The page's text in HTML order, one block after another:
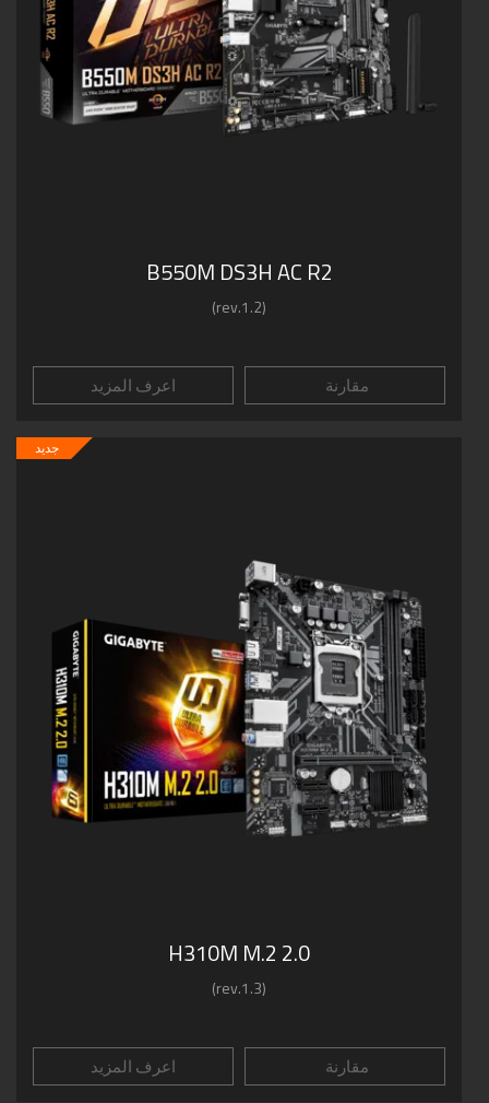
B550M DS3H AC R2
(rev.1.2)
اعرف المزيد مقارنة
جديد
H310M M.2 2.0
(rev.1.3)
اعرف المزيد مقارنة